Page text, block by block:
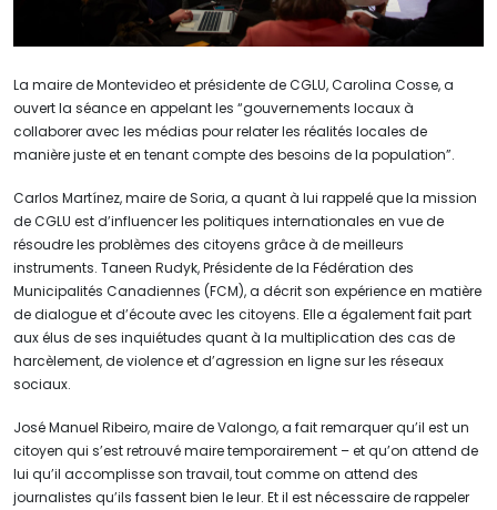
La maire de Montevideo et présidente de CGLU, Carolina Cosse, a
ouvert la séance en appelant les “gouvernements locaux à
collaborer avec les médias pour relater les réalités locales de
manière juste et en tenant compte des besoins de la population”.
Carlos Martínez, maire de Soria, a quant à lui rappelé que la mission
de CGLU est d’influencer les politiques internationales en vue de
résoudre les problèmes des citoyens grâce à de meilleurs
instruments. Taneen Rudyk, Présidente de la Fédération des
Municipalités Canadiennes (FCM), a décrit son expérience en matière
de dialogue et d’écoute avec les citoyens. Elle a également fait part
aux élus de ses inquiétudes quant à la multiplication des cas de
harcèlement, de violence et d’agression en ligne sur les réseaux
sociaux.
José Manuel Ribeiro, maire de Valongo, a fait remarquer qu’il est un
citoyen qui s’est retrouvé maire temporairement – et qu’on attend de
lui qu’il accomplisse son travail, tout comme on attend des
journalistes qu’ils fassent bien le leur. Et il est nécessaire de rappeler